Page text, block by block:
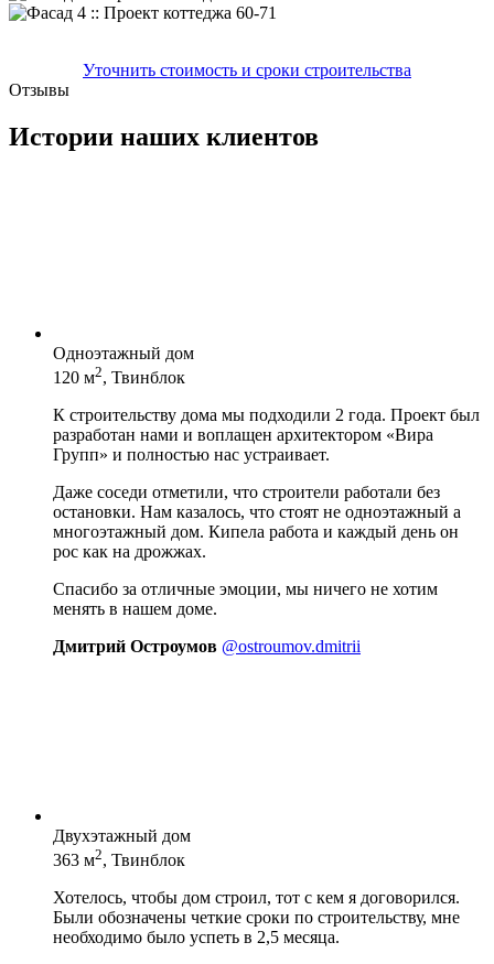
Уточнить стоимость и сроки строительства
Отзывы
Истории наших клиентов
Одноэтажный дом
120 м2, Твинблок
К строительству дома мы подходили 2 года. Проект был
разработан нами и воплащен архитектором «Вира
Групп» и полностью нас устраивает.
Даже соседи отметили, что строители работали без
остановки. Нам казалось, что стоят не одноэтажный а
многоэтажный дом. Кипела работа и каждый день он
рос как на дрожжах.
Спасибо за отличные эмоции, мы ничего не хотим
менять в нашем доме.
Дмитрий Остроумов @ostroumov.dmitrii
Двухэтажный дом
363 м2, Твинблок
Хотелось, чтобы дом строил, тот с кем я договорился.
Были обозначены четкие сроки по строительству, мне
необходимо было успеть в 2,5 месяца.